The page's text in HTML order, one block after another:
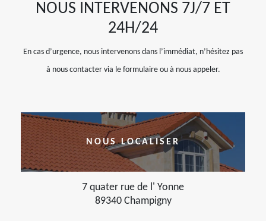
NOUS INTERVENONS 7J/7 ET
24H/24
En cas d’urgence, nous intervenons dans l’immédiat, n’hésitez pas
à nous contacter via le formulaire ou à nous appeler.
NOUS LOCALISER
7 quater rue de l' Yonne
89340 Champigny